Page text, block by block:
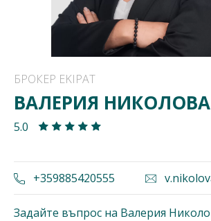
БРОКЕР EKIPAT
ВАЛЕРИЯ НИКОЛОВА
5.0
+359885420555
Задайте въпрос на Валерия